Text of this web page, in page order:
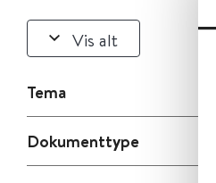
Vis alt
Tema
Dokumenttype